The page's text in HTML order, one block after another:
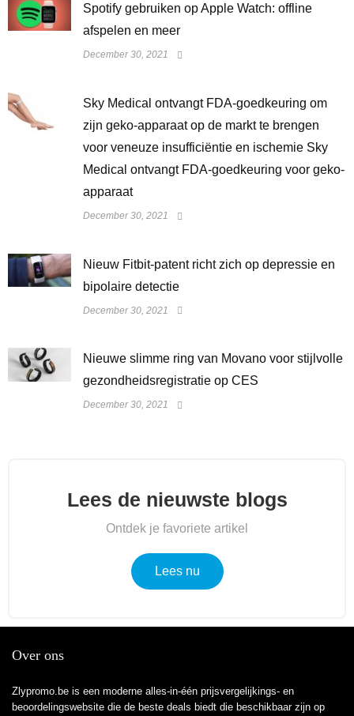
Spotify gebruiken op Apple Watch: offline
afspelen en meer
December 30, 2021
Sky Medical ontvangt FDA-goedkeuring om
zijn geko-apparaat op de markt te brengen
voor veneuze insufficiëntie en ischemie Sky
Medical ontvangt FDA-goedkeuring voor geko-
apparaat
December 30, 2021
​Nieuw Fitbit-patent richt zich op depressie en
bipolaire detectie
December 30, 2021
Nieuwe slimme ring van Movano voor stijlvolle
gezondheidsregistratie op CES
December 30, 2021
Lees de nieuwste blogs
Ontdek je favoriete artikel
Lees nu
Over ons
Zlypromo.be is een moderne alles-in-één prijsvergelijkings- en
beoordelingswebsite die de beste deals biedt die beschikbaar zijn op